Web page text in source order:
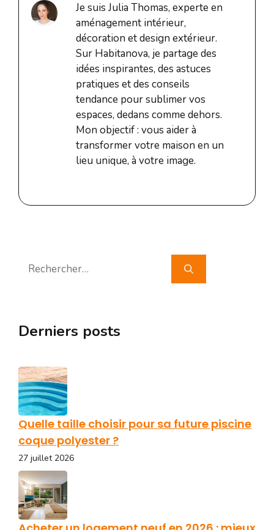
Je suis Julia Thomas, experte en
aménagement intérieur,
décoration et design extérieur.
Sur Habitanova, je partage des
idées inspirantes, des astuces
pratiques et des conseils
tendance pour sublimer vos
espaces, dedans comme dehors.
Mon objectif : vous aider à
transformer votre maison en un
lieu unique, à votre image.
Rechercher :
Derniers posts
Quelle taille choisir pour sa future piscine
coque polyester ?
27 juillet 2026